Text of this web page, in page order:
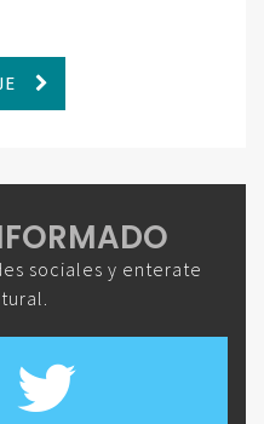
sociales y enterate